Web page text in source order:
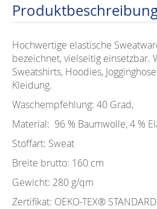
Hochwertige elastische
bezeichnet, vielseitig einsetzbar.
Sweatshirts, Hoodies,
Kleidung.
Waschempfehlung: 40 Grad,
Material: 96 % Baumwolle, 4 %
Stoffart: Sweat
Breite brutto: 160 cm
Gewicht: 280 g/qm
Zertifikat: OEKO-TEX®️